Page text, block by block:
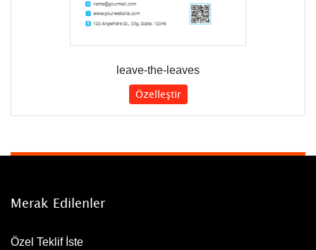
leave-the-leaves
Özelleştir
Merak Edilenler
Özel Teklif İste